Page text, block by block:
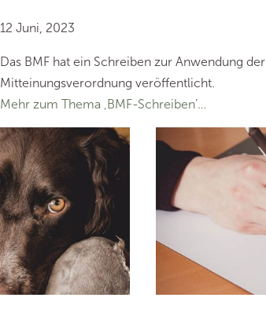
12 Juni, 2023
Das BMF hat ein Schreiben zur Anwendung der
Mitteinungsverordnung veröffentlicht.
Mehr zum Thema ‚BMF-Schreiben’…